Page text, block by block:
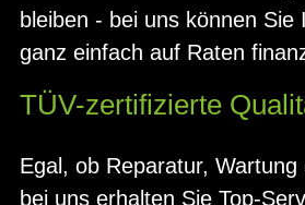
bleiben - bei uns können Sie
ganz einfach auf Raten
TÜV-zertifizierte
Egal, ob Reparatur,
bei uns erhalten Sie Top-